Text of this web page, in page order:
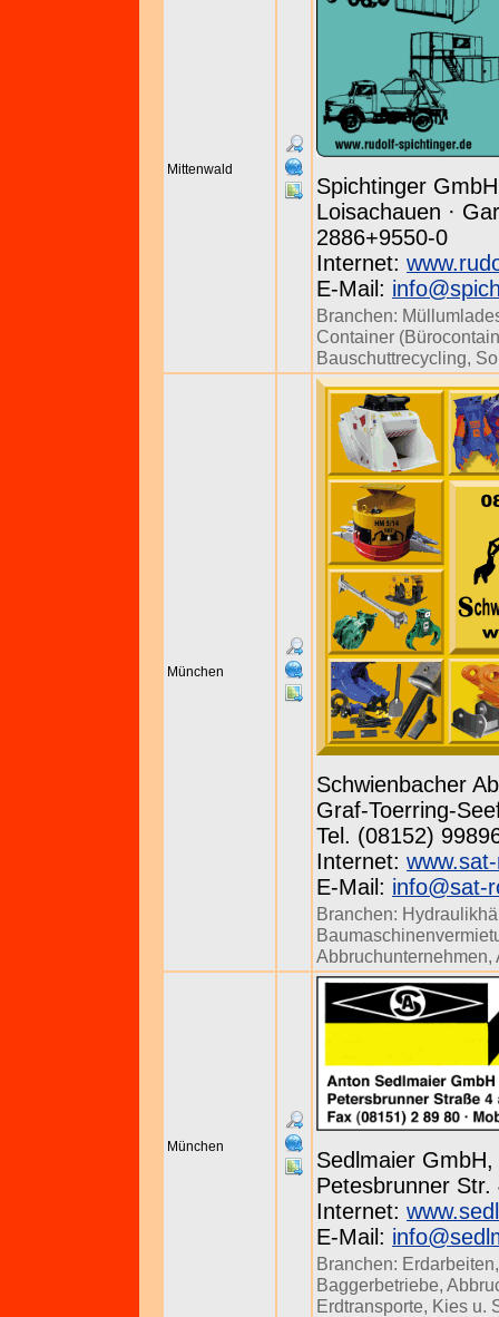
Mittenwald
Spichtinger GmbH
Loisachauen ·
2886+9550-0
Internet:
E-Mail:
Branchen:
Container
Bauschuttrecycling,
München
Schwienbacher
Graf-Toerring-
Tel. (08152)
Internet:
E-Mail: info@sat-
Branchen:
Abbruchunternehmen,
München
Sedlmaier
Petesbrunner Str.
Internet:
E-Mail:
Branchen: Erdarbeiten
Baggerbetriebe,
Erdtransporte, Kies u.